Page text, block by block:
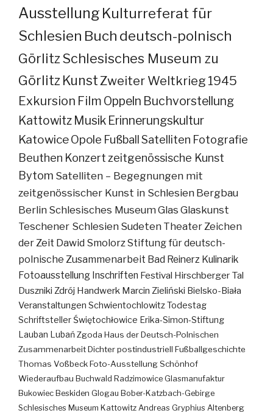
Ausstellung Kulturreferat für
Schlesien Buch deutsch-polnisch
GörlitzSchlesisches Museum zu
Görlitz KunstZweiter Weltkrieg 1945
Exkursion Film Oppeln Buchvorstellung
Kattowitz Musik Erinnerungskultur
KatowiceOpole FußballSatelliten Fotografie
Beuthen Konzertzeitgenössische Kunst
Bytom Satelliten – Begegnungen mit
zeitgenössischer Kunst in Schlesien Bergbau
Berlin Schlesisches MuseumGlas Glaskunst
Teschener Schlesien Sudeten Theater Zeichen
der Zeit Dawid SmolorzStiftung für deutsch-
polnische Zusammenarbeit Bad Reinerz Kulinarik
Fotoausstellung Inschriften Festival Hirschberger Tal
Duszniki Zdrój Handwerk Marcin Zieliński Bielsko-Biała
Veranstaltungen SchwientochlowitzTodestag
SchriftstellerŚwiętochłowice Erika-Simon-Stiftung
Lauban
LubańZgoda Haus der Deutsch-Polnischen
ZusammenarbeitDichterpostindustriell Fußballgeschichte
Thomas VoßbeckFoto-AusstellungSchönhof
Wiederaufbau Buchwald Radzimowice Glasmanufaktur
Bukowiec Beskiden Glogau Bober-Katzbach-Gebirge
Schlesisches Museum Kattowitz Andreas Gryphius Altenberg